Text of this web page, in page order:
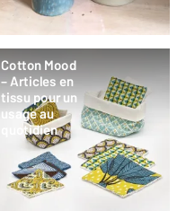
Cotton Mood
– Articles en
tissu pour un
usage au
quotidien